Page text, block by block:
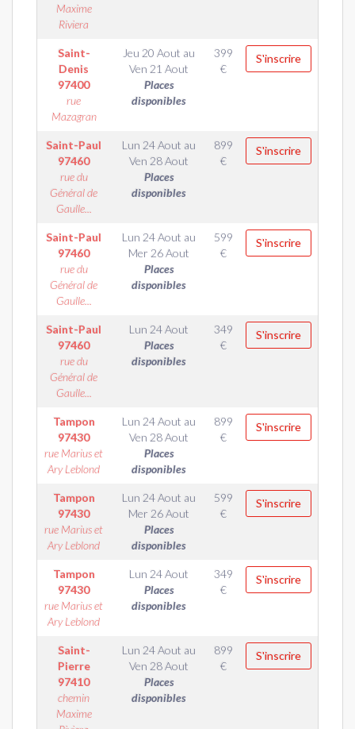
Maxime
Riviera
Saint-
Denis
97400
rue
Mazagran
Jeu 20 Aout au
Ven 21 Aout
Places
disponibles
399
€
S'inscrire
Saint-Paul
97460
rue du
Général de
Gaulle...
Lun 24 Aout au
Ven 28 Aout
Places
disponibles
899
€
S'inscrire
Saint-Paul
97460
rue du
Général de
Gaulle...
Lun 24 Aout au
Mer 26 Aout
Places
disponibles
599
€
S'inscrire
Saint-Paul
97460
rue du
Général de
Gaulle...
Lun 24 Aout
Places
disponibles
349
€
S'inscrire
Tampon
97430
rue Marius et
Ary Leblond
Lun 24 Aout au
Ven 28 Aout
Places
disponibles
899
€
S'inscrire
Tampon
97430
rue Marius et
Ary Leblond
Lun 24 Aout au
Mer 26 Aout
Places
disponibles
599
€
S'inscrire
Tampon
97430
rue Marius et
Ary Leblond
Lun 24 Aout
Places
disponibles
349
€
S'inscrire
Saint-
Pierre
97410
chemin
Maxime
Lun 24 Aout au
Ven 28 Aout
Places
disponibles
899
€
S'inscrire